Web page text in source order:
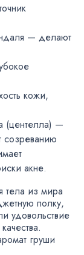
— делают
кожи,
(центелла) —
созреванию
акне.
тела из мира
полку,
удовольствие
груши